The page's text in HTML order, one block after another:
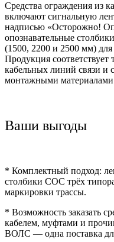
Средства ограждения из
включают сигнальную
надписью «Осторожно!
опознавательные
(1500, 2200 и 2500 мм)
Продукция
кабельных линий связи и
монтажными материалами
Ваши выгоды
* Комплектный подход:
столбики СОС трёх
маркировки трассы.
* Возможность заказать
кабелем, муфтами и
ВОЛС — одна поставка